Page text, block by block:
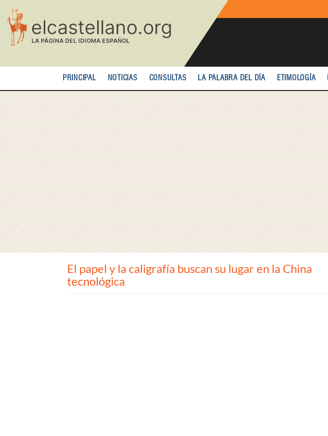
contenido
principal
PRINCIPAL NOTICIAS CONSULTAS LA PALABRA DEL DÍA ETIMOLOGÍA
El papel y la caligrafía buscan su lugar en la China
tecnológica